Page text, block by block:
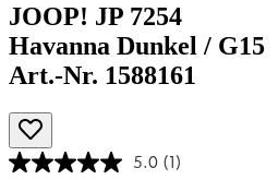
JOOP! JP 7254
Havanna Dunkel / G15
Art.-Nr. 1588161
5.0 (1)